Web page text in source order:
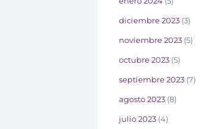
diciembre 2023 (3)
noviembre 2023 (5)
octubre 2023 (5)
septiembre 2023 (7)
agosto 2023 (8)
julio 2023 (4)